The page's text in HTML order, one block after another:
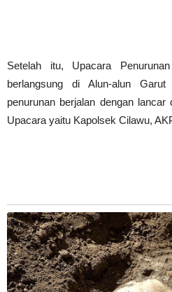
‎Setelah itu, Upacara
berlangsung di Alun-alun
penurunan berjalan dengan
Upacara yaitu Kapolsek Cilawu,